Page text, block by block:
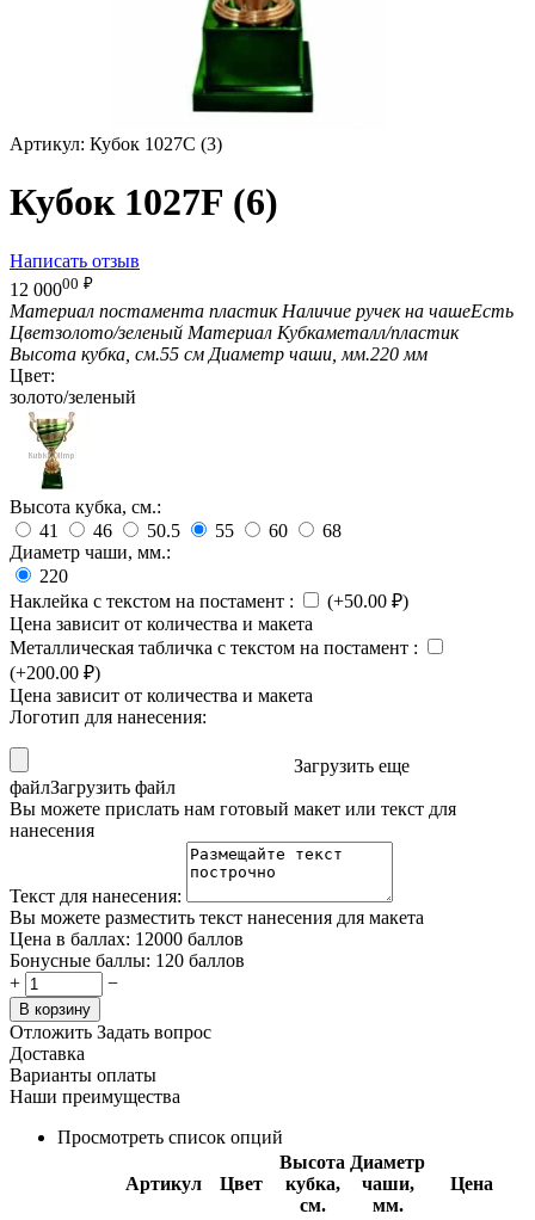
Артикул: Кубок 1027C (3)
Кубок 1027F (6)
Написать отзыв
12 00000 ₽
Материал постамента пластик Наличие ручек на чашеЕсть
Цветзолото/зеленый Материал Кубкаметалл/пластик
Высота кубка, см.55 см Диаметр чаши, мм.220 мм
Цвет:
золото/зеленый
Высота кубка, см.:
41
46 50.5 55 60
68
Диаметр чаши, мм.:
220
Наклейка с текстом на постамент : (+50.00 ₽)
Цена зависит от количества и макета
Металлическая табличка с текстом на постамент :
(+200.00 ₽)
Цена зависит от количества и макета
Логотип для нанесения:
Загрузить еще
файлЗагрузить файл
Вы можете прислать нам готовый макет или текст для
нанесения
Текст для нанесения:
Вы можете разместить текст нанесения для макета
Цена в баллах: 12000 баллов
Бонусные баллы: 120 баллов
+
−
В корзину
Отложить Задать вопрос
Доставка
Варианты оплаты
Наши преимущества
Просмотреть список опций
Артикул Цвет
Высота
кубка,
см.
Диаметр
чаши,
мм.
Цена